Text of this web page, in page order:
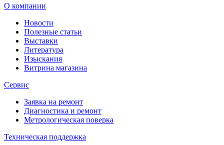
О компании
Новости
Полезные статьи
Выставки
Литература
Изыскания
Витрина магазина
Сервис
Заявка на ремонт
Диагностика и ремонт
Метрологическая поверка
Техническая поддержка